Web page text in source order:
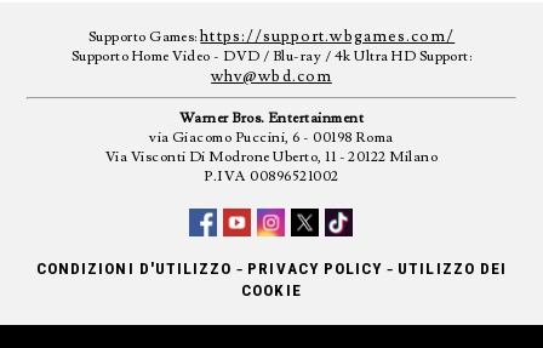
Supporto Games:https://support.wbgames.com/
Supporto Home Video - DVD / Blu-ray / 4k Ultra HD Support:
whv@wbd.com
Warner Bros. Entertainment
via Giacomo Puccini, 6 - 00198 Roma
Via Visconti Di Modrone Uberto, 11 - 20122 Milano
P.IVA 00896521002
CONDIZIONI D'UTILIZZO - PRIVACY POLICY - UTILIZZO DEI
COOKIE